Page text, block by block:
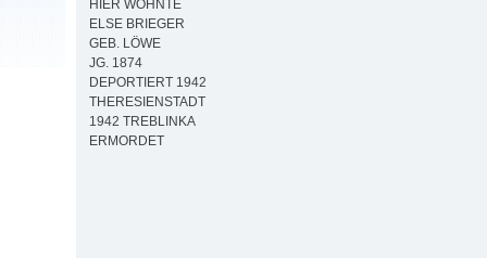
HIER WOHNTE
ELSE BRIEGER
GEB. LÖWE
JG. 1874
DEPORTIERT 1942
THERESIENSTADT
1942 TREBLINKA
ERMORDET